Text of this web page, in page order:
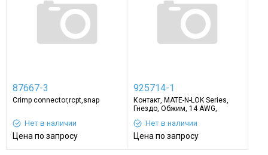
87667-3
Crimp connector,rcpt,snap
Нет в наличии
Цена по запросу
925714-1
Контакт, MATE-N-LOK Series,
Гнездо, Обжим, 14 AWG,
ОловаНет в наличии
Цена по запросу